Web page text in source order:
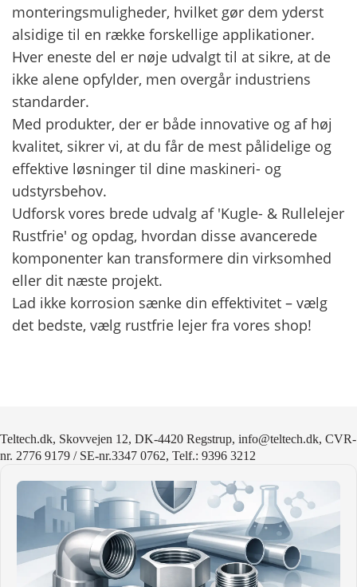
monteringsmuligheder, hvilket gør dem yderst
alsidige til en række forskellige applikationer.
Hver eneste del er nøje udvalgt til at sikre, at de
ikke alene opfylder, men overgår industriens
standarder.
Med produkter, der er både innovative og af høj
kvalitet, sikrer vi, at du får de mest pålidelige og
effektive løsninger til dine maskineri- og
udstyrsbehov.
Udforsk vores brede udvalg af 'Kugle- & Rullelejer
Rustfrie' og opdag, hvordan disse avancerede
komponenter kan transformere din virksomhed
eller dit næste projekt.
Lad ikke korrosion sænke din effektivitet – vælg
det bedste, vælg rustfrie lejer fra vores shop!
Teltech.dk, Skovvejen 12, DK-4420 Regstrup, info@teltech.dk, CVR-
nr. 2776 9179 / SE-nr.3347 0762, Telf.: 9396 3212